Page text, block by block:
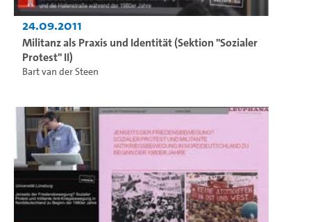
24.09.2011
Militanz als Praxis und Identität (Sektion "Sozialer
Protest" II)
Bart van der Steen